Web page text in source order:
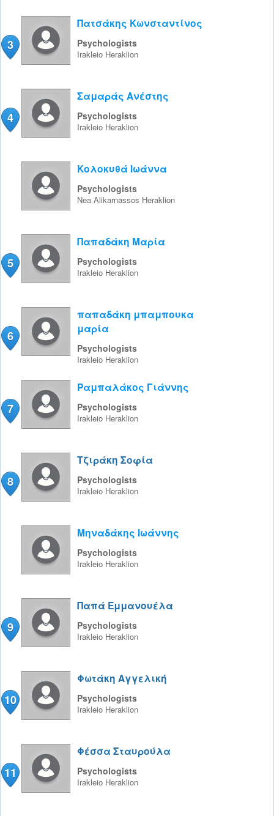
3
Πατσάκης Κωνσταντίνος
Psychologists
Irakleio Heraklion
4
Σαμαράς Ανέστης
Psychologists
Irakleio Heraklion
Κολοκυθά Ιωάννα
Psychologists
Nea Alikarnassos Heraklion
5
Παπαδάκη Μαρία
Psychologists
Irakleio Heraklion
6
παπαδάκη μπαμπουκα
μαρία
Psychologists
Irakleio Heraklion
7
Ραμπαλάκος Γιάννης
Psychologists
Irakleio Heraklion
8
Τζιράκη Σοφία
Psychologists
Irakleio Heraklion
Μηναδάκης Ιωάννης
Psychologists
Irakleio Heraklion
9
Παπά Εμμανουέλα
Psychologists
Irakleio Heraklion
10
Φωτάκη Αγγελική
Psychologists
Irakleio Heraklion
11
Φέσσα Σταυρούλα
Psychologists
Irakleio Heraklion